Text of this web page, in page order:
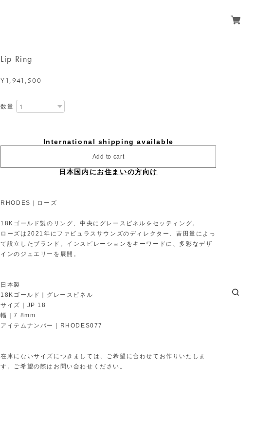
Lip Ring
¥1,941,500
数量
International shipping available
Add to cart
日本国内にお住まいの方向け
RHODES｜ローズ
18Kゴールド製のリング、中央にグレースピネルをセッティング。
ローズは2021年にファビュラスサウンズのディレクター、吉田量によっ
て設立したブランド。インスピレーションをキーワードに、多彩なデザ
インのジュエリーを展開。
日本製
18Kゴールド｜グレースピネル
サイズ｜JP 18
幅｜7.8mm
アイテムナンバー｜RHODES077
在庫にないサイズにつきましては、ご希望に合わせてお作りいたしま
す。ご希望の際はお問い合わせください。